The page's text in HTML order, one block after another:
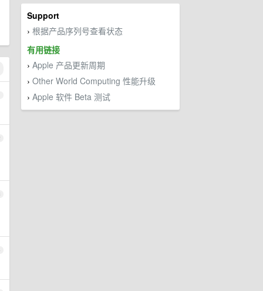
Support
› 根据产品序列号查看状态
有用链接
› Apple 产品更新周期
› Other World Computing 性能升级
› Apple 软件 Beta 测试